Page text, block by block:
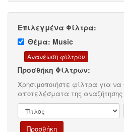
Επιλεγμένα Φίλτρα:
Θέμα: Music
Προσθήκη Φίλτρων:
Χρησιμοποιήστε φίλτρα για να
αποτελέσματα της αναζήτησης